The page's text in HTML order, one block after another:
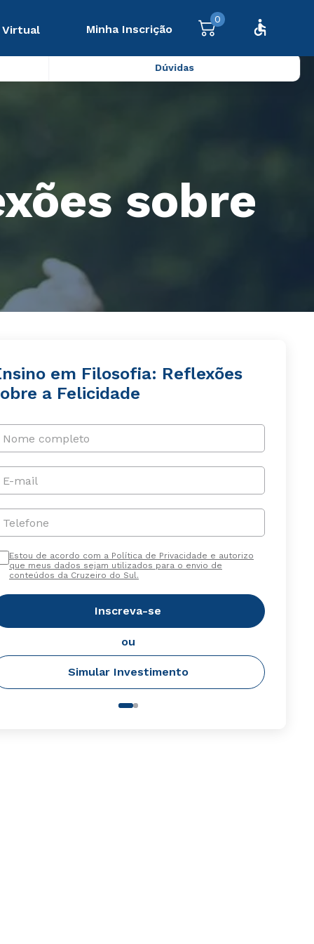
Virtual Minha Inscrição
0
Dúvidas
sobre
em Filosofia: Reflexões
a Felicidade
Nome completo
E-mail
Telefone
Estou de acordo com a Política de Privacidade e autorizo
que meus dados sejam utilizados para o envio de
conteúdos da Cruzeiro do Sul.
Inscreva-se
ou
Simular Investimento